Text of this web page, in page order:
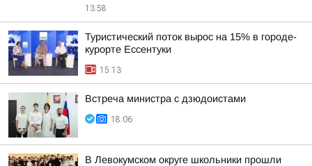
13:58
Туристический поток вырос на 15% в городе-
курорте Ессентуки
15:13
Встреча министра с дзюдоистами
18:06
В Левокумском округе школьники прошли